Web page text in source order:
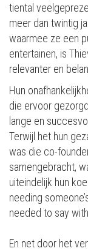
tiental
meer dan twintig
waarmee ze een
entertainen, is
relevanter en
Hun
die ervoor
lange en
Terwijl het hun
was die co-
samengebracht,
uiteindelijk hun
needing
needed to say
En net door het